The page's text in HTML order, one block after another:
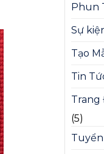
Phun
Sự
Tạo
Tin
Trang
(5)